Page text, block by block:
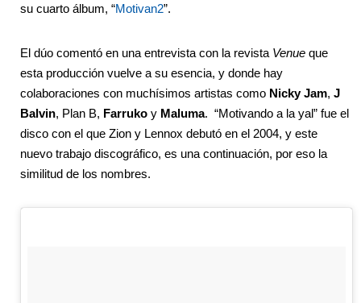
su cuarto álbum, “Motivan2”.
El dúo comentó en una entrevista con la revista Venue que
esta producción vuelve a su esencia, y donde hay
colaboraciones con muchísimos artistas como Nicky Jam, J
Balvin, Plan B, Farruko y Maluma. “Motivando a la yal” fue el
disco con el que Zion y Lennox debutó en el 2004, y este
nuevo trabajo discográfico, es una continuación, por eso la
similitud de los nombres.